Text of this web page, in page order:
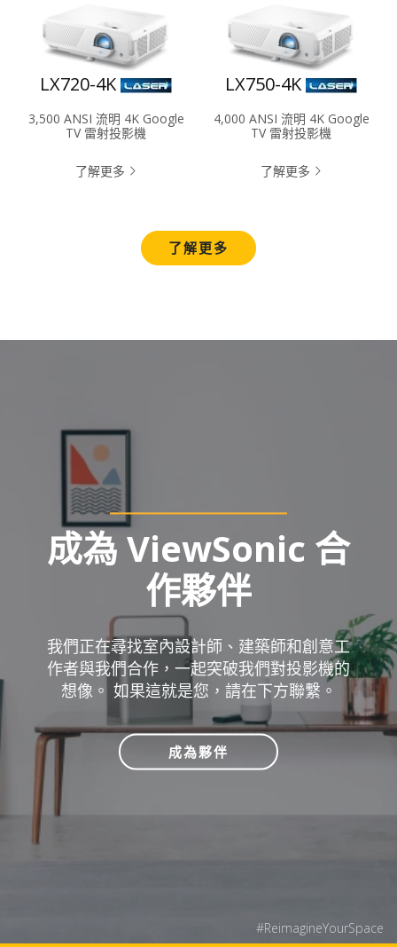
LX720-4K
3,500 ANSI 流明 4K Google
TV 雷射投影機
了解更多
LX750-4K
4,000 ANSI 流明 4K Google
TV 雷射投影機
了解更多
了解更多
成為 ViewSonic 合
作夥伴
我們正在尋找室內設計師、建築師和創意工
作者與我們合作，一起突破我們對投影機的
想像。 如果這就是您，請在下方聯繫。
成為夥伴
#ReimagineYourSpace